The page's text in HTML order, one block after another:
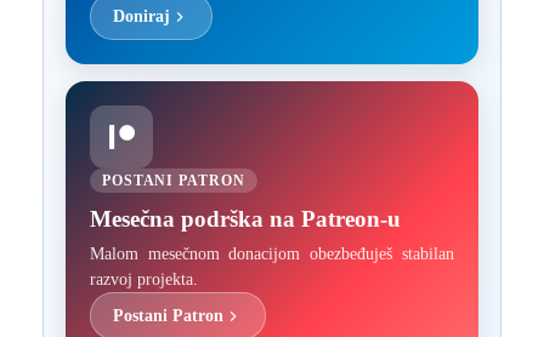
Doniraj
POSTANI PATRON
Mesečna podrška na Patreon-u
Malom mesečnom donacijom obezbeđuješ stabilan
razvoj projekta.
Postani Patron